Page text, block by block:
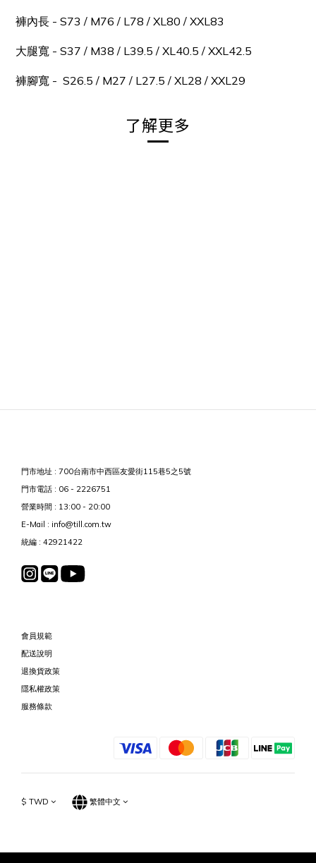
褲內長 - S73 / M76 / L78 / XL80 / XXL83
大腿寬 - S37 / M38 / L39.5 / XL40.5 / XXL42.5
褲腳寬 - S26.5 / M27 / L27.5 / XL28 / XXL29
了解更多
門市地址 : 700台南市中西區友愛街115巷5之5號
門市電話 : 06 - 2226751
營業時間 : 13:00 - 20:00
E-Mail : info@till.com.tw
統編 : 42921422
會員規範
配送說明
退換貨政策
隱私權政策
服務條款
$ TWD 繁體中文